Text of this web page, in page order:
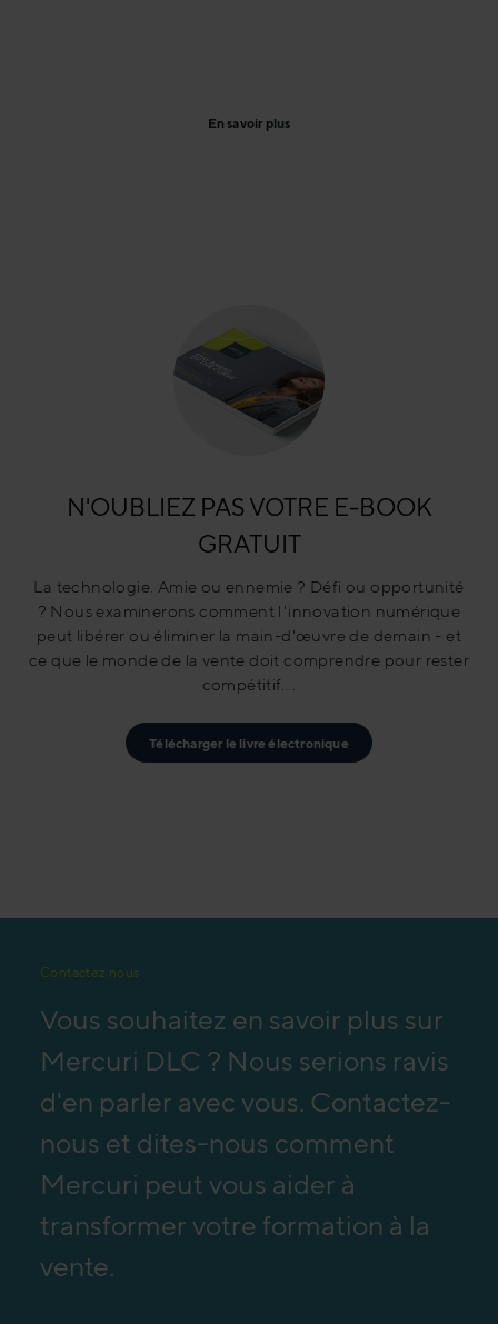
En savoir plus
N'OUBLIEZ PAS VOTRE E-BOOK
GRATUIT
La technologie. Amie ou ennemie ? Défi ou opportunité
? Nous examinerons comment l'innovation numérique
peut libérer ou éliminer la main-d'œuvre de demain - et
ce que le monde de la vente doit comprendre pour rester
compétitif....
Télécharger le livre électronique
Contactez nous
Vous souhaitez en savoir plus sur
Mercuri DLC ? Nous serions ravis
d'en parler avec vous. Contactez-
nous et dites-nous comment
Mercuri peut vous aider à
transformer votre formation à la
vente.